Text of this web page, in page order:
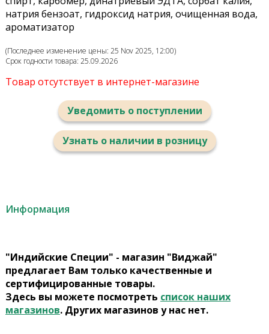
натрия бензоат, гидроксид натрия, очищенная вода,
ароматизатор
(Последнее изменение цены: 25 Nov 2025, 12:00)
Срок годности товара: 25.09.2026
Товар отсутствует в интернет-магазине
Уведомить о поступлении
Узнать о наличии в розницу
Информация
"Индийские Специи" - магазин "Виджай"
предлагает Вам только качественные и
сертифицированные товары.
Здесь вы можете посмотреть список наших
магазинов. Других магазинов у нас нет.